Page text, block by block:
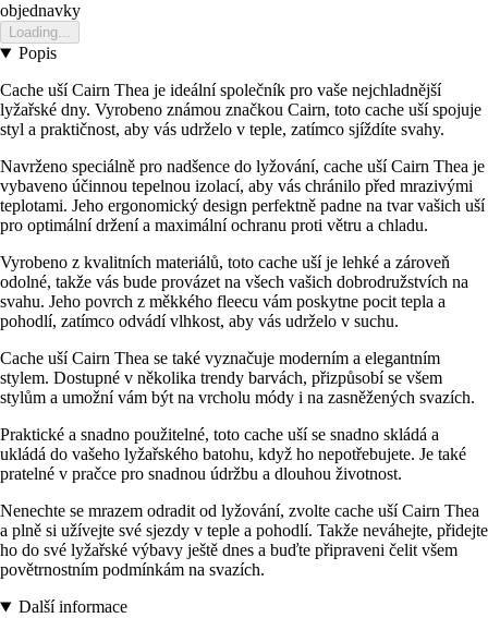
objednavky
Loading...
Popis
Cache uší Cairn Thea je ideální společník pro vaše nejchladnější
lyžařské dny. Vyrobeno známou značkou Cairn, toto cache uší spojuje
styl a praktičnost, aby vás udrželo v teple, zatímco sjíždíte svahy.
Navrženo speciálně pro nadšence do lyžování, cache uší Cairn Thea je
vybaveno účinnou tepelnou izolací, aby vás chránilo před mrazivými
teplotami. Jeho ergonomický design perfektně padne na tvar vašich uší
pro optimální držení a maximální ochranu proti větru a chladu.
Vyrobeno z kvalitních materiálů, toto cache uší je lehké a zároveň
odolné, takže vás bude provázet na všech vašich dobrodružstvích na
svahu. Jeho povrch z měkkého fleecu vám poskytne pocit tepla a
pohodlí, zatímco odvádí vlhkost, aby vás udrželo v suchu.
Cache uší Cairn Thea se také vyznačuje moderním a elegantním
stylem. Dostupné v několika trendy barvách, přizpůsobí se všem
stylům a umožní vám být na vrcholu módy i na zasněžených svazích.
Praktické a snadno použitelné, toto cache uší se snadno skládá a
ukládá do vašeho lyžařského batohu, když ho nepotřebujete. Je také
pratelné v pračce pro snadnou údržbu a dlouhou životnost.
Nenechte se mrazem odradit od lyžování, zvolte cache uší Cairn Thea
a plně si užívejte své sjezdy v teple a pohodlí. Takže neváhejte, přidejte
ho do své lyžařské výbavy ještě dnes a buďte připraveni čelit všem
povětrnostním podmínkám na svazích.
Další informace